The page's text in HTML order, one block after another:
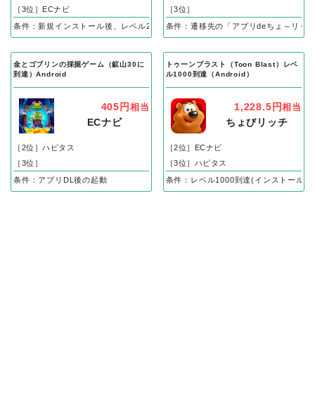
［3位］ECナビ
条件：新規インストール後、レベル25到達で成果
［3位］
条件：遷移先の「アプリdeちょ～リッ
金とゴブリンの採掘ゲーム（鉱山30に
到達）Android
405円 相当
ECナビ
［2位］ハピタス
［3位］
条件：アプリDL後の起動
トゥーンブラスト（Toon Blast）レベ
ル1000到達（Android）
1,228.5円相当
ちょびリッチ
［2位］ECナビ
［3位］ハピタス
条件：レベル1000到達(インストール後